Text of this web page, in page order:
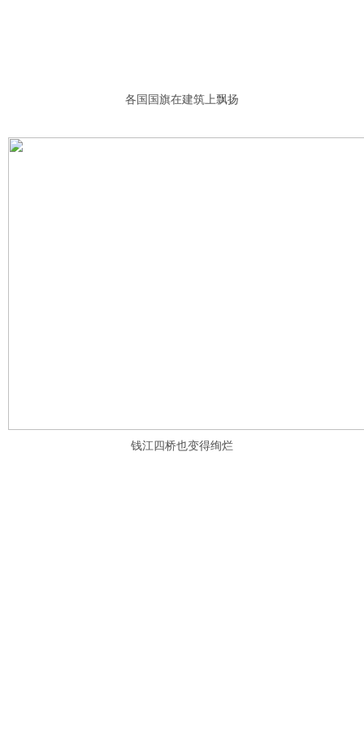
各国国旗在建筑上飘扬
钱江四桥也变得绚烂